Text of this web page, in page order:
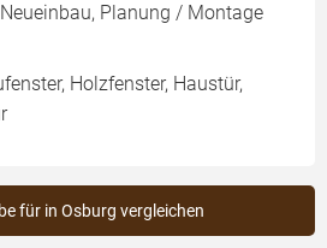
Planung / Montage
Holzfenster, Haustür,
für in Osburg vergleichen